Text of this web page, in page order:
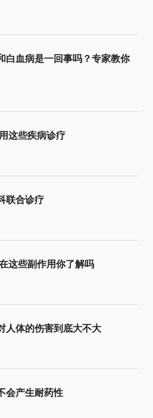
白血病是一回事吗？专家教你
这些疾病诊疗
联合诊疗
这些副作用你了解吗
人体的伤害到底大不大
会产生耐药性